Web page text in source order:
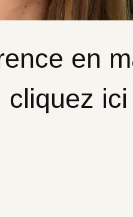
en
cliquez